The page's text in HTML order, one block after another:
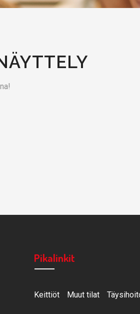
Pikalinkit
Keittiöt Muut tilat